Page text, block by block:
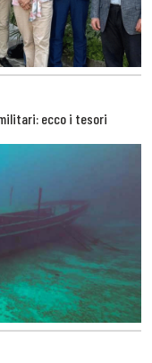
ecco i tesori